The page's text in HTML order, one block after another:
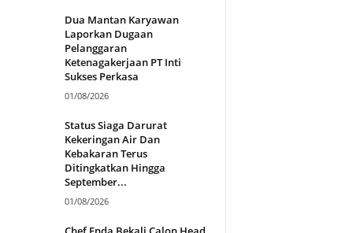
Dua Mantan Karyawan
Laporkan Dugaan
Pelanggaran
Ketenagakerjaan PT Inti
Sukses Perkasa
01/08/2026
Status Siaga Darurat
Kekeringan Air Dan
Kebakaran Terus
Ditingkatkan Hingga
September...
01/08/2026